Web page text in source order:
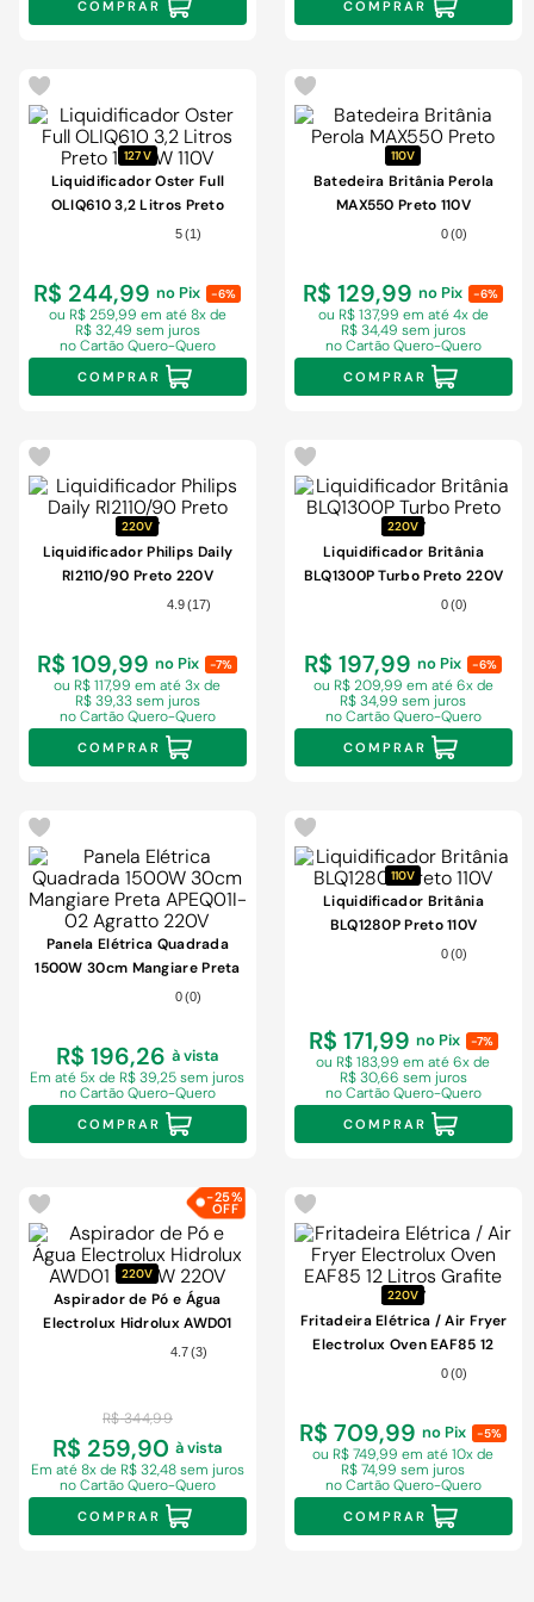
COMPRAR COMPRAR
127 V
Liquidificador Oster Full
OLIQ610 3,2 Litros Preto
1400W 110V5 (1)
R$ 244,99 no Pix -6%
ou R$ 259,99 em até 8x de
R$ 32,49 sem juros
no Cartão Quero-Quero
COMPRAR
110V
Batedeira Britânia Perola
MAX550 Preto 110V
0 (0)
R$ 129,99 no Pix -6%
ou R$ 137,99 em até 4x de
R$ 34,49 sem juros
no Cartão Quero-Quero
COMPRAR
220V
Liquidificador Philips Daily
RI2110/90 Preto 220V
4.9(17)
R$ 109,99 no Pix -7%
ou R$ 117,99 ematé 3x de
R$ 39,33 sem juros
no Cartão Quero-Quero
COMPRAR
220V
Liquidificador Britânia
BLQ1300P Turbo Preto 220V
0 (0)
R$ 197,99 no Pix -6%
ou R$ 209,99 em até 6x de
R$ 34,99 sem juros
no Cartão Quero-Quero
COMPRAR
Panela Elétrica Quadrada
1500W 30cm Mangiare Preta
APEQ01I-02 Agratto 220V
0 (0)
R$ 196,26 à vista
Ematé 5x de R$ 39,25 sem juros
no Cartão Quero-Quero
COMPRAR
110V
Liquidificador Britânia
BLQ1280P Preto 110V
0 (0)
R$ 171,99 no Pix -7%
ou R$ 183,99 ematé 6x de
R$ 30,66 sem juros
no Cartão Quero-Quero
COMPRAR
-25%
220V
Aspirador de Pó e Água
Electrolux Hidrolux AWD01
1400W 220V
4.7(3)
R$ 344,99
R$ 259,90 à vista
Em até 8x de R$ 32,48 sem juros
no Cartão Quero-Quero
COMPRAR
220V
Fritadeira Elétrica / Air Fryer
Electrolux Oven EAF85 12
Litros Grafite 220V
0 (0)
R$ 709,99 no Pix -5%
ou R$ 749,99 ematé 10x de
R$ 74,99 sem juros
no Cartão Quero-Quero
COMPRAR